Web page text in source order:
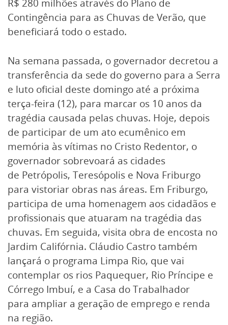
R$ 280 milhões através do Plano de
Contingência para as Chuvas de Verão, que
beneficiará todo o estado.
Na semana passada, o governador decretou a
transferência da sede do governo para a Serra
e luto oficial deste domingo até a próxima
terça-feira (12), para marcar os 10 anos da
tragédia causada pelas chuvas. Hoje, depois
de participar de um ato ecumênico em
memória às vítimas no Cristo Redentor, o
governador sobrevoará as cidades
de Petrópolis, Teresópolis e Nova Friburgo
para vistoriar obras nas áreas. Em Friburgo,
participa de uma homenagem aos cidadãos e
profissionais que atuaram na tragédia das
chuvas. Em seguida, visita obra de encosta no
Jardim Califórnia. Cláudio Castro também
lançará o programa Limpa Rio, que vai
contemplar os rios Paquequer, Rio Príncipe e
Córrego Imbuí, e a Casa do Trabalhador
para ampliar a geração de emprego e renda
na região.